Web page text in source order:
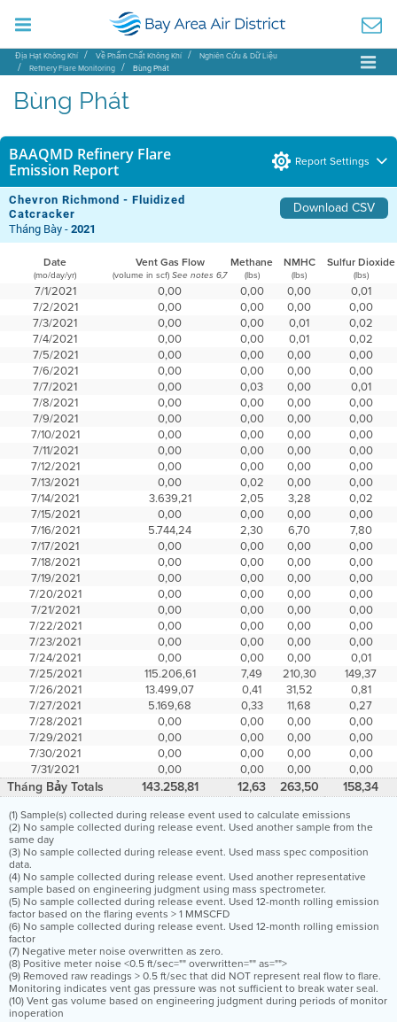
Địa Hạt Không Khí Về Phẩm Chất Không Khí
Nghiên Cứu & Dữ Liệu
Refinery Flare Monitoring
Bùng Phát
Bùng Phát
BAAQMD Refinery Flare
Emission Report
Report Settings
Chevron Richmond - Fluidized
Catcracker
Download CSV
Tháng Bảy -2021
Date Vent Gas Flow Methane NMHC Sulfur Dioxide
(mo/day/yr) (volume in scf) See notes 6,7 (lbs) (lbs) (lbs)
7/1/2021 0,00 0,00 0,00
0,01
7/2/2021
0,00 0,00 0,00
0,00
7/3/2021
0,00 0,00 0,01
0,02
7/4/2021
0,00 0,00 0,01
0,02
7/5/2021
0,00 0,00 0,00
0,00
7/6/2021
0,00 0,00 0,00
0,00
7/7/2021
0,00 0,03 0,00
0,01
7/8/2021
0,00 0,00 0,00
0,00
7/9/2021
0,00 0,00 0,00
0,00
7/10/2021
0,00 0,00 0,00
0,00
7/11/2021
0,00 0,00 0,00
0,00
7/12/2021
0,00 0,00 0,00
0,00
7/13/2021
0,00 0,02 0,00
0,00
7/14/2021
3.639,21 2,05 3,28
0,02
7/15/2021
0,00 0,00 0,00
0,00
7/16/2021
5.744,24 2,30 6,70
7,80
7/17/2021
0,00 0,00 0,00
0,00
7/18/2021
0,00 0,00 0,00
0,00
7/19/2021
0,00 0,00 0,00
0,00
7/20/2021
0,00 0,00 0,00
0,00
7/21/2021
0,00 0,00 0,00
0,00
7/22/2021
0,00 0,00 0,00
0,00
7/23/2021
0,00 0,00 0,00
0,00
7/24/2021
0,00 0,00 0,00
0,01
7/25/2021
115.206,61 7,49 210,30
149,37
7/26/2021
13.499,07 0,41 31,52
0,81
7/27/2021
5.169,68 0,33 11,68
0,27
7/28/2021
0,00 0,00 0,00
0,00
7/29/2021
0,00 0,00 0,00
0,00
7/30/2021
0,00 0,00 0,00
0,00
7/31/2021
0,00 0,00 0,00 0,00
Tháng Bảy Totals 143.258,81 12,63 263,50 158,34
(1) Sample(s) collected during release event used to calculate emissions
(2) No sample collected during release event. Used another sample from the
same day
(3) No sample collected during release event. Used mass spec composition
data.
(4) No sample collected during release event. Used another representative
sample based on engineering judgment using mass spectrometer.
(5) No sample collected during release event. Used 12-month rolling emission
factor based on the flaring events > 1 MMSCFD
(6) No sample collected during release event. Used 12-month rolling emission
factor
(7) Negative meter noise overwritten as zero.
(8) Positive meter noise <0.5 ft/sec="" overwritten="" as="">
(9) Removed raw readings > 0.5 ft/sec that did NOT represent real flow to flare.
Monitoring indicates vent gas pressure was not sufficient to break water seal.
(10) Vent gas volume based on engineering judgment during periods of monitor
inoperation